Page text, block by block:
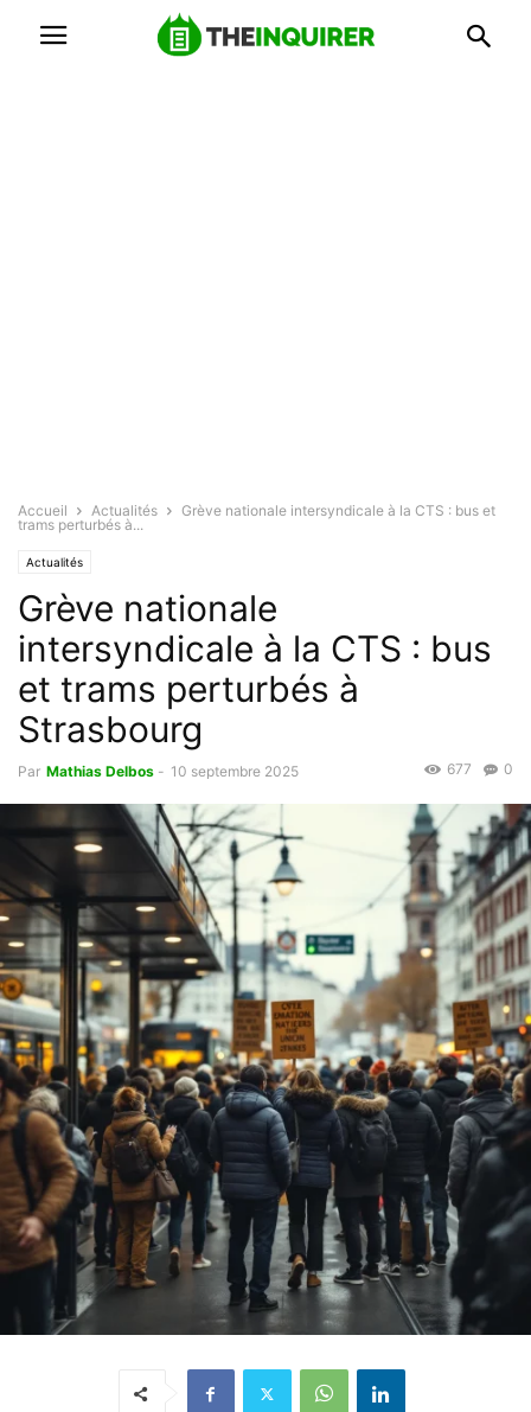
Accueil Actualités
Grève nationale intersyndicale à la CTS : bus et
trams perturbés à...
Actualités
Grève nationale
intersyndicale à la CTS : bus
et trams perturbés à
Strasbourg
Par Mathias Delbos - 10 septembre 2025 0
677